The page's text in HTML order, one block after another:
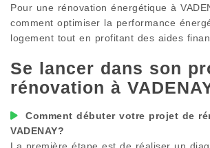
Pour une rénovation énergétique à
comment optimiser la performance
logement tout en profitant des aides
Se lancer dans son
rénovation à
Comment débuter votre projet de
VADENAY?